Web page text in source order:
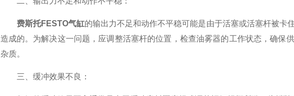
费斯托FESTO气缸的输出力不足和动作不平稳可能是由于活塞或活塞杆被卡
造成的。为解决这一问题，应调整活塞杆的位置，检查油雾器的工作状态，确保
杂质。
三、缓冲效果不良：